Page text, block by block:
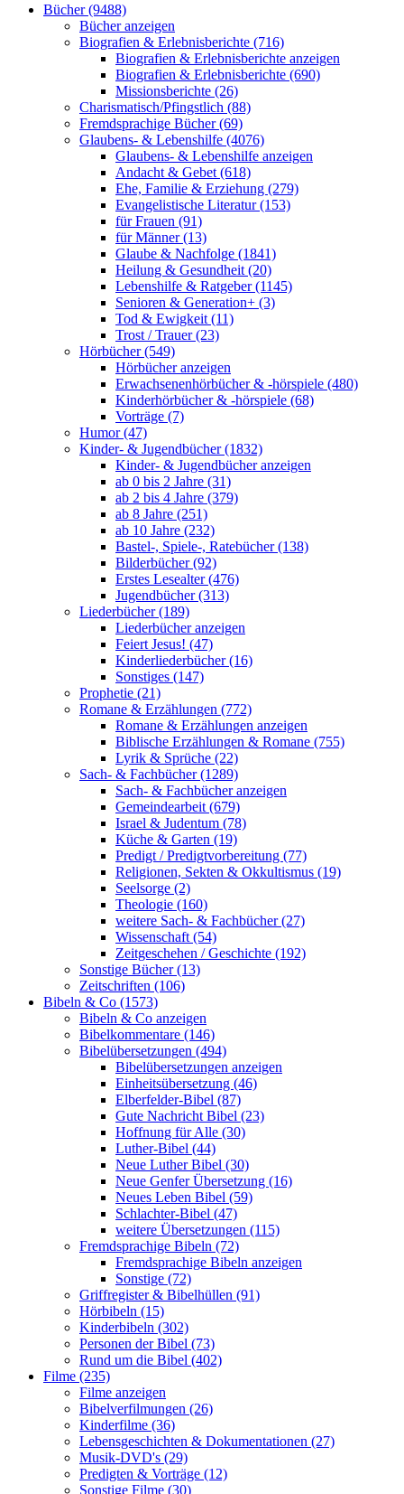
Bücher (9488)
Bücher anzeigen
Biografien & Erlebnisberichte (716)
Biografien & Erlebnisberichte anzeigen
Biografien & Erlebnisberichte (690)
Missionsberichte (26)
Charismatisch/Pfingstlich (88)
Fremdsprachige Bücher (69)
Glaubens- & Lebenshilfe (4076)
Glaubens- & Lebenshilfe anzeigen
Andacht & Gebet (618)
Ehe, Familie & Erziehung (279)
Evangelistische Literatur (153)
für Frauen (91)
für Männer (13)
Glaube & Nachfolge (1841)
Heilung & Gesundheit (20)
Lebenshilfe & Ratgeber (1145)
Senioren & Generation+ (3)
Tod & Ewigkeit (11)
Trost / Trauer (23)
Hörbücher (549)
Hörbücher anzeigen
Erwachsenenhörbücher & -hörspiele (480)
Kinderhörbücher & -hörspiele (68)
Vorträge (7)
Humor (47)
Kinder- & Jugendbücher (1832)
Kinder- & Jugendbücher anzeigen
ab 0 bis 2 Jahre (31)
ab 2 bis 4 Jahre (379)
ab 8 Jahre (251)
ab 10 Jahre (232)
Bastel-, Spiele-, Ratebücher (138)
Bilderbücher (92)
Erstes Lesealter (476)
Jugendbücher (313)
Liederbücher (189)
Liederbücher anzeigen
Feiert Jesus! (47)
Kinderliederbücher (16)
Sonstiges (147)
Prophetie (21)
Romane & Erzählungen (772)
Romane & Erzählungen anzeigen
Biblische Erzählungen & Romane (755)
Lyrik & Sprüche (22)
Sach- & Fachbücher (1289)
Sach- & Fachbücher anzeigen
Gemeindearbeit (679)
Israel & Judentum (78)
Küche & Garten (19)
Predigt / Predigtvorbereitung (77)
Religionen, Sekten & Okkultismus (19)
Seelsorge (2)
Theologie (160)
weitere Sach- & Fachbücher (27)
Wissenschaft (54)
Zeitgeschehen / Geschichte (192)
Sonstige Bücher (13)
Zeitschriften (106)
Bibeln & Co (1573)
Bibeln & Co anzeigen
Bibelkommentare (146)
Bibelübersetzungen (494)
Bibelübersetzungen anzeigen
Einheitsübersetzung (46)
Elberfelder-Bibel (87)
Gute Nachricht Bibel (23)
Hoffnung für Alle (30)
Luther-Bibel (44)
Neue Luther Bibel (30)
Neue Genfer Übersetzung (16)
Neues Leben Bibel (59)
Schlachter-Bibel (47)
weitere Übersetzungen (115)
Fremdsprachige Bibeln (72)
Fremdsprachige Bibeln anzeigen
Sonstige (72)
Griffregister & Bibelhüllen (91)
Hörbibeln (15)
Kinderbibeln (302)
Personen der Bibel (73)
Rund um die Bibel (402)
Filme (235)
Filme anzeigen
Bibelverfilmungen (26)
Kinderfilme (36)
Lebensgeschichten & Dokumentationen (27)
Musik-DVD's (29)
Predigten & Vorträge (12)
Sonstige Filme (30)